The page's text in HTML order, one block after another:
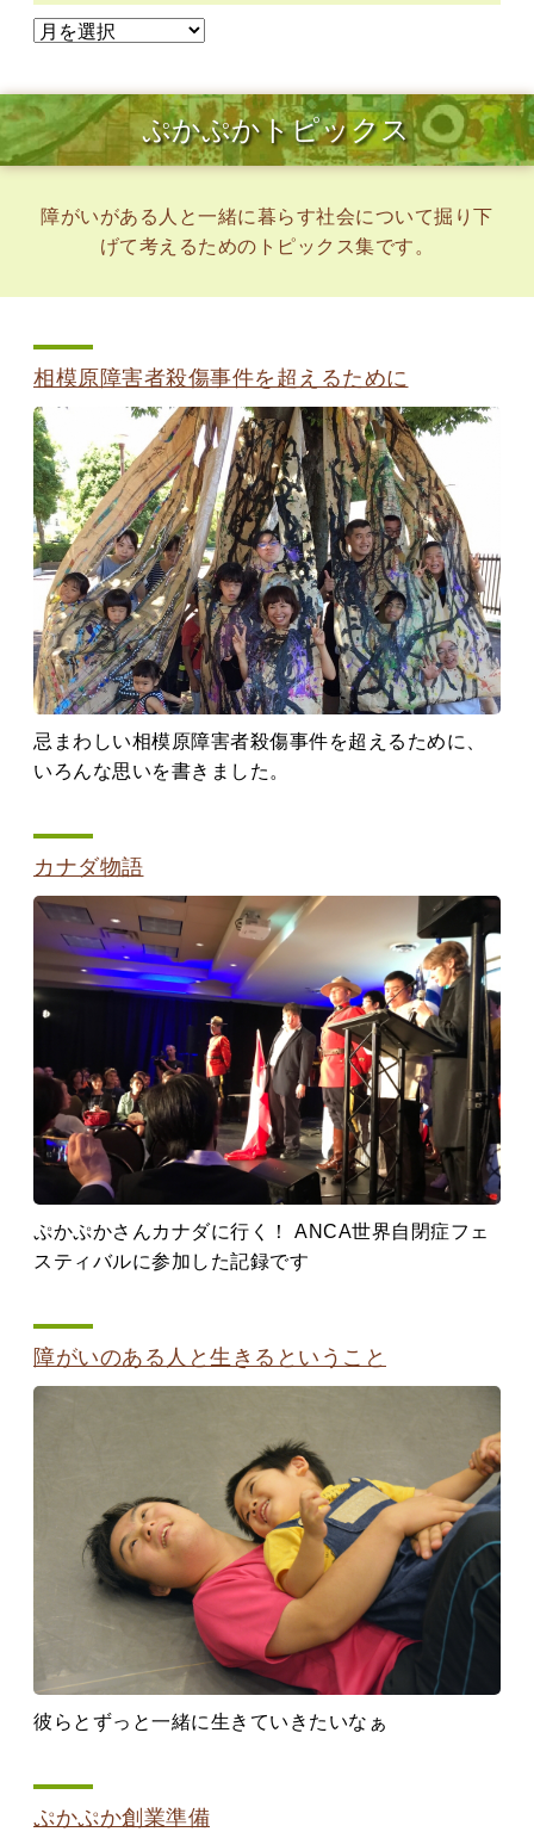
ぷかぷかトピックス
障がいがある人と一緒に暮らす社会について掘り下
げて考えるためのトピックス集です。
相模原障害者殺傷事件を超えるために
忌まわしい相模原障害者殺傷事件を超えるために、
いろんな思いを書きました。
カナダ物語
ぷかぷかさんカナダに行く！ ANCA世界自閉症フェ
スティバルに参加した記録です
障がいのある人と生きるということ
彼らとずっと一緒に生きていきたいなぁ
ぷかぷか創業準備